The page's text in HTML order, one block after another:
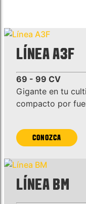
LÍNEA A3F
69 - 99 CV
Gigante en tu
compacto por
CONOZCA
LÍNEA BM